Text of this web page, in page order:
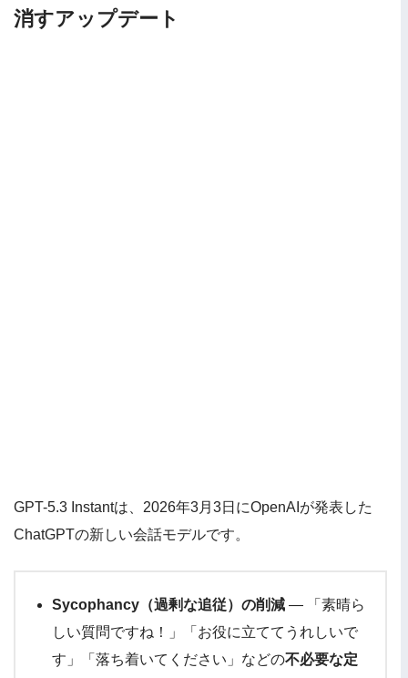
消すアップデート
GPT-5.3 Instantは、2026年3月3日にOpenAIが発表した
ChatGPTの新しい会話モデルです。
Sycophancy（過剰な追従）の削減 — 「素晴ら
しい質問ですね！」「お役に立ててうれしいで
す」「落ち着いてください」などの不必要な定